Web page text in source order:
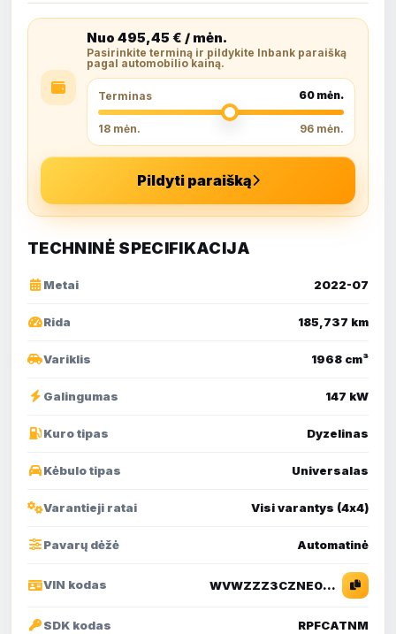
Nuo 495,45 € / mėn.
Pasirinkite terminą ir pildykite Inbank paraišką
pagal automobilio kainą.
Terminas 60 mėn.
18 mėn. 96 mėn.
Pildyti paraišką
TECHNINĖ SPECIFIKACIJA
Metai 2022-07
Rida 185,737 km
Variklis 1968 cm³
Galingumas 147 kW
Kuro tipas Dyzelinas
Kėbulo tipas Universalas
Varantieji ratai Visi varantys (4х4)
Pavarų dėžė Automatinė
VIN kodas WVWZZZ3CZNE045369
SDK kodas RPFCATNM